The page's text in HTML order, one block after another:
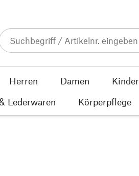
Herren Damen Kinder
Lederwaren
Körperpflege